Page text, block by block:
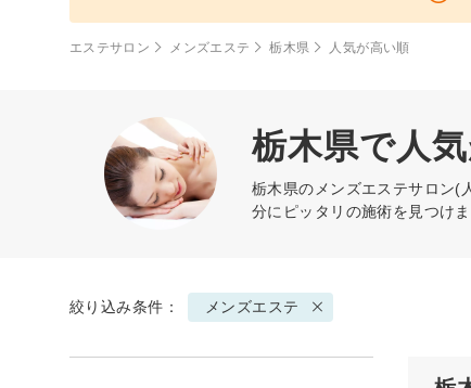
エステサロン メンズエステ 栃木県 人気が高い順
栃木県で人
栃木県の メンズエステサロン(
分にピッタリの施術を見つけ
絞り込み条件： メンズエステ